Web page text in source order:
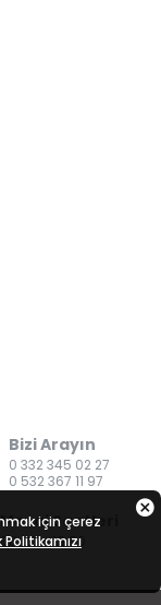
Bizi Arayın
0 332 345 02 27
0 532 367 11 97
Mesai Saatleri
08:00 - 19:00
için çerez
Politikamızı